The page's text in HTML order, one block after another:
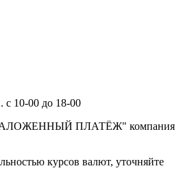
10-00 до 18-00
ПЛАТЁЖ" компания
курсов валют, уточняйте